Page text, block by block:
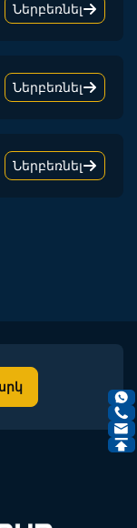
Ներբեռնել
Ներբեռնել
Ներբեռնել